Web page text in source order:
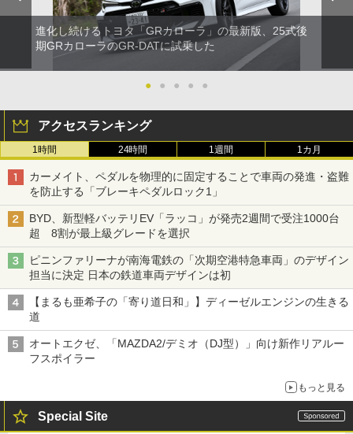
進化し続けるトヨタ「GRカローラ」の最新版、25式後
期GRカローラのGR-DATに試乗した
● ● ● ● ●
アクセスランキング
1時間 24時間 1週間 1カ月
カーメイト、ペダルを物理的に固定することで車両の発進・盗難
を防止する「ブレーキペダルロック1」
BYD、新型軽バッテリEV「ラッコ」が発売2週間で受注1000台
超 8割が最上級グレードを選択
ピニンファリーナが南海電鉄の「次期空港特急車両」のデザイン
担当に決定 日本の鉄道車両デザインは初
【まるも亜希子の「寄り道日和」】ディーゼルエンジンの生きる
道
オートエクゼ、「MAZDA2/デミオ（DJ型）」向け新作リアルー
フスポイラー
もっと見る
Special Site